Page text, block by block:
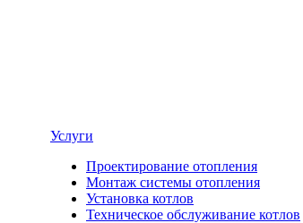
Услуги
Проектирование отопления
Монтаж системы отопления
Установка котлов
Техническое обслуживание котлов